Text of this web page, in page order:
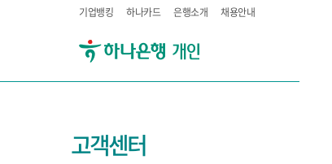
기업뱅킹 하나카드 은행소개 채용안내
고객센터